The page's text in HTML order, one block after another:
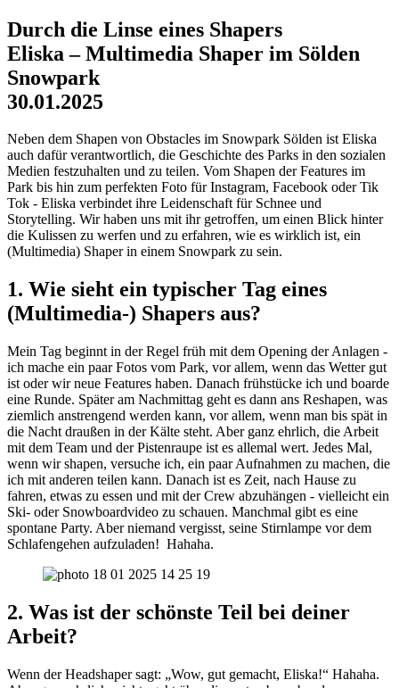
Durch die Linse eines Shapers
Eliska – Multimedia Shaper im Sölden
Snowpark
30.01.2025
Neben dem Shapen von Obstacles im Snowpark Sölden ist Eliska
auch dafür verantwortlich, die Geschichte des Parks in den sozialen
Medien festzuhalten und zu teilen. Vom Shapen der Features im
Park bis hin zum perfekten Foto für Instagram, Facebook oder Tik
Tok - Eliska verbindet ihre Leidenschaft für Schnee und
Storytelling. Wir haben uns mit ihr getroffen, um einen Blick hinter
die Kulissen zu werfen und zu erfahren, wie es wirklich ist, ein
(Multimedia) Shaper in einem Snowpark zu sein.
1. Wie sieht ein typischer Tag eines
(Multimedia-) Shapers aus?
Mein Tag beginnt in der Regel früh mit dem Opening der Anlagen -
ich mache ein paar Fotos vom Park, vor allem, wenn das Wetter gut
ist oder wir neue Features haben. Danach frühstücke ich und boarde
eine Runde. Später am Nachmittag geht es dann ans Reshapen, was
ziemlich anstrengend werden kann, vor allem, wenn man bis spät in
die Nacht draußen in der Kälte steht. Aber ganz ehrlich, die Arbeit
mit dem Team und der Pistenraupe ist es allemal wert. Jedes Mal,
wenn wir shapen, versuche ich, ein paar Aufnahmen zu machen, die
ich mit anderen teilen kann. Danach ist es Zeit, nach Hause zu
fahren, etwas zu essen und mit der Crew abzuhängen - vielleicht ein
Ski- oder Snowboardvideo zu schauen. Manchmal gibt es eine
spontane Party. Aber niemand vergisst, seine Stirnlampe vor dem
Schlafengehen aufzuladen! Hahaha.
2. Was ist der schönste Teil bei deiner
Arbeit?
Wenn der Headshaper sagt: „Wow, gut gemacht, Eliska!“ Hahaha.